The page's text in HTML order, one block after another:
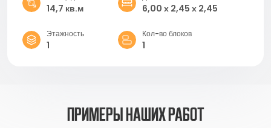
14,7 кв.м 6,00 х 2,45 х 2,45
Этажность
1
Кол-во блоков
1
примеры наших работ